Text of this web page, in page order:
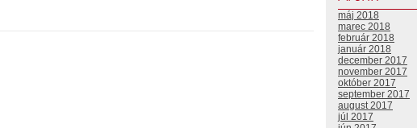
máj 2018
marec 2018
február 2018
január 2018
december 2017
november 2017
október 2017
september 2017
august 2017
júl 2017